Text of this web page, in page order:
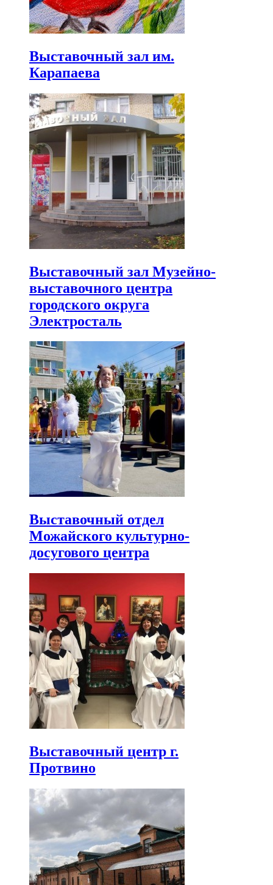
Выставочный зал им.
Карапаева
Выставочный зал Музейно-
выставочного центра
городского округа
Электросталь
Выставочный отдел
Можайского культурно-
досугового центра
Выставочный центр г.
Протвино